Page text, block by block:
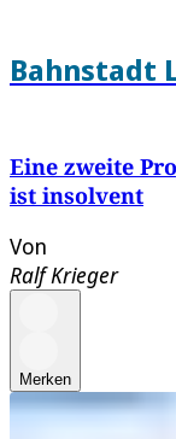
Bahnstadt
Eine zweite
ist insolvent
Von
Ralf Krieger
Merken